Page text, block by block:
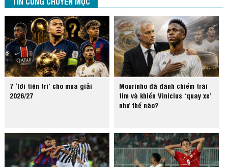
7 ‘lời tiên tri’ cho mùa giải
2026/27
Mourinho đã đánh chiếm trái
tim và khiến Vinicius ‘quay xe’
như thế nào?